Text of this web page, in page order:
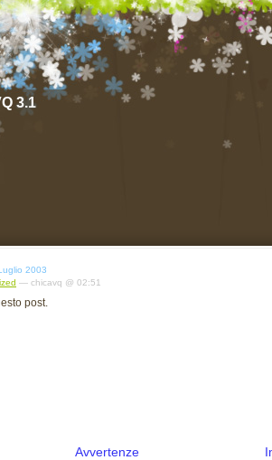
3.1
2003
— chicavq @ 02:51
post.
Avvertenze